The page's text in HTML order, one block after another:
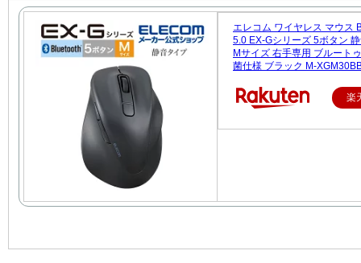
エレコム ワイヤレス マウス
5.0 EX-Gシリーズ 5ボタン
Mサイズ 右手専用 ブルート
菌仕様 ブラック M-
楽